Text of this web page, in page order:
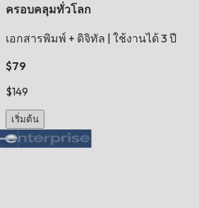
ครอบคลุมทั่วโลก
เอกสารพิมพ์ + ดิจิทัล ใช้งานได้ 3 ปี
$79
$149
เริ่มต้น